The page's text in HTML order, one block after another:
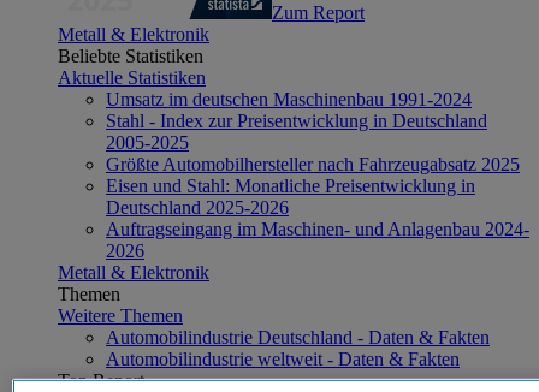
Zum Report
Metall & Elektronik
Beliebte Statistiken
Aktuelle Statistiken
Umsatz im deutschen Maschinenbau 1991-2024
Stahl - Index zur Preisentwicklung in Deutschland
2005-2025
Größte Automobilhersteller nach Fahrzeugabsatz 2025
Eisen und Stahl: Monatliche Preisentwicklung in
Deutschland 2025-2026
Auftragseingang im Maschinen- und Anlagenbau 2024-
2026
Metall & Elektronik
Themen
Weitere Themen
Automobilindustrie Deutschland - Daten & Fakten
Automobilindustrie weltweit - Daten & Fakten
Top Report